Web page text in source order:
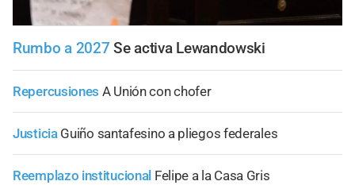
Rumbo a 2027 Se activa Lewandowski
Repercusiones A Unión con chofer
Justicia Guiño santafesino a pliegos federales
Reemplazo institucional Felipe a la Casa Gris